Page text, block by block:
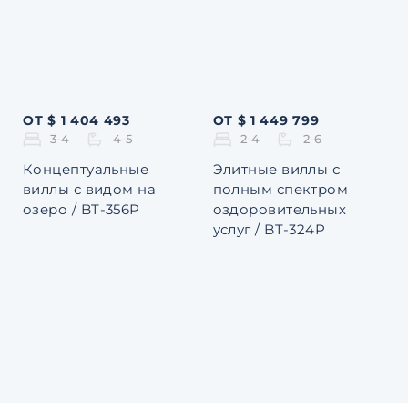
ОТ $ 1 404 493
3-4 4-5
Концептуальные
виллы с видом на
озеро / BT-356P
ОТ $ 1 449 799
2-4 2-6
Элитные виллы с
полным спектром
оздоровительных
услуг / BT-324P